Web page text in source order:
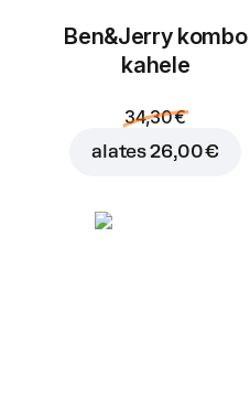
Ben&Jerry kombo
kahele
34,30 €
alates26,00 €